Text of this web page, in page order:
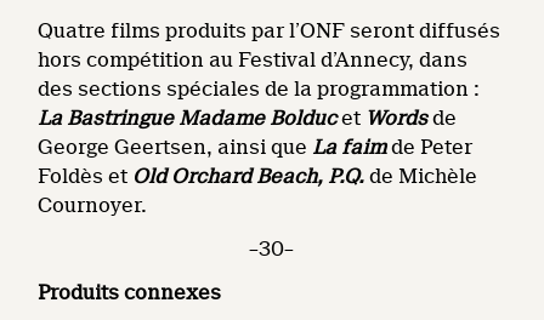
Quatre films produits par l’ONF seront diffusés
hors compétition au Festival d’Annecy, dans
des sections spéciales de la programmation :
La Bastringue Madame Bolducet Wordsde
George Geertsen, ainsi que La faimde Peter
Foldès et Old Orchard Beach, P.Q. de Michèle
Cournoyer.
–30–
Produits connexes